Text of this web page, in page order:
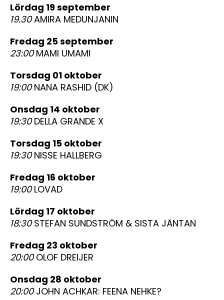
lördag 19 september
19.30AMIRA MEDUNJANIN
fredag 25 september
23:00MAMI UMAMI
torsdag 01 oktober
19:00NANA RASHID (DK)
onsdag 14 oktober
19:30DELLA GRANDE X
torsdag 15 oktober
19:30NISSE HALLBERG
fredag 16 oktober
19:00LOVAD
lördag 17 oktober
18:30STEFAN SUNDSTRÖM & SISTA JÄNTAN
fredag 23 oktober
20:00OLOF DREIJER
onsdag 28 oktober
20:00JOHN ACHKAR: FEENA NEHKE?